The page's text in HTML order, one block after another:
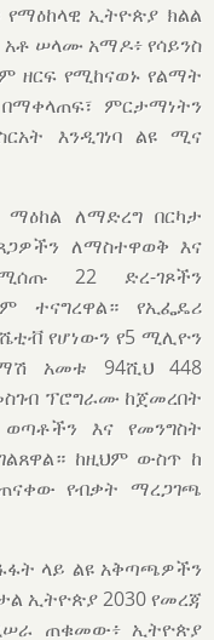
የማዕከላዊ ኢትዮጵያ ክልል
ሠላሙ አማዶ፥ የሳይንስ
ዘርፍ የሚከናወኑ የልማት
ምርታማነትን
እንዲገነባ ልዩ ሚና
ማዕከል ለማድረግ በርካታ
ለማስተዋወቅ እና
22 ድረ-ገጾችን
ተናግረዋል። የኢፌዴሪ
የሆነውን የ5 ሚሊዮን
አመቱ 94ሺህ 448
ፕሮግራሙ ከጀመረበት
እና የመንግስት
ከዚህም ውስጥ ከ
የብቃት ማረጋገጫ
ላይ ልዩ አቅጣጫዎችን
ኢትዮጵያ 2030 የመረጃ
ጠቁመው፥ ኢትዮጵያ